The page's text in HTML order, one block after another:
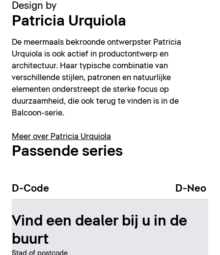
Design by
Patricia Urquiola
De meermaals bekroonde ontwerpster Patricia
Urquiola is ook actief in productontwerp en
architectuur. Haar typische combinatie van
verschillende stijlen, patronen en natuurlijke
elementen onderstreept de sterke focus op
duurzaamheid, die ook terug te vinden is in de
Balcoon-serie.
Meer over Patricia Urquiola
Passende series
D-Code D-Neo
Vind een dealer bij u in de
buurt